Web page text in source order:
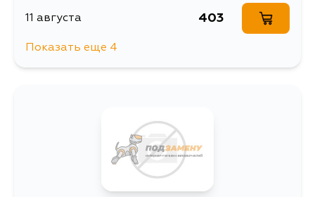
11 августа 403
403
403
Показать еще 4